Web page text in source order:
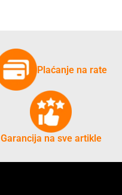
Plaćanje na rate
Garancija na sve artikle